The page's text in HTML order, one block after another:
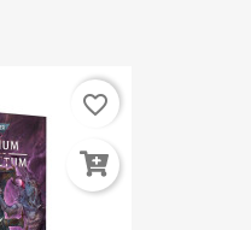
favorite_border